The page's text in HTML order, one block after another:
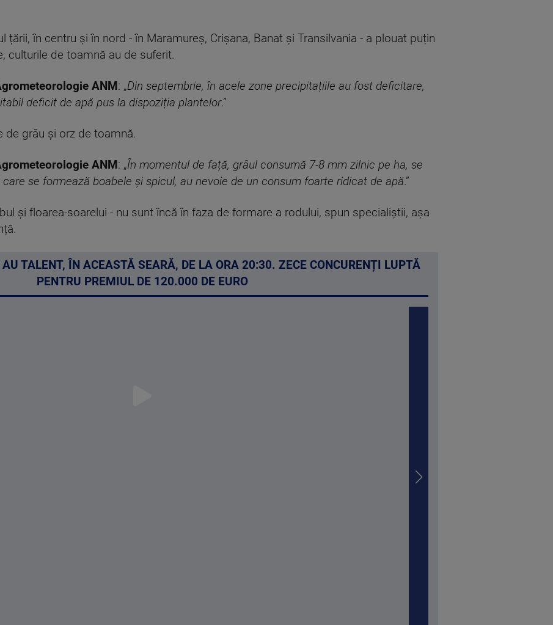
țării, în centru și în nord - în Maramureș, Crișana, Banat și Transilvania - a plouat puțin
culturile de toamnă au de suferit.
ANM : „Din septembrie, în acele zone precipitațiile au fost deficitare,
deficit de apă pus la dispoziția plantelor.”
de grâu și orz de toamnă.
ANM : „În momentul de față, grâul consumă 7-8 mm zilnic pe ha, se
se formează boabele și spicul, au nevoie de un consum foarte ridicat de apă.”
și floarea-soarelui - nu sunt încă în faza de formare a rodului, spun specialiștii, așa
TALENT, ÎN ACEASTĂ SEARĂ, DE LA ORA 20:30. ZECE CONCURENȚI LUPTĂ
PENTRU PREMIUL DE 120.000 DE EURO